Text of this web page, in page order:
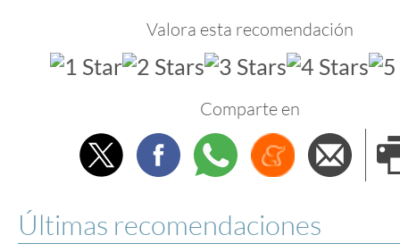
Valora esta recomendación
Comparte en
TwitterFacebookWhatsappMenéame
Últimas recomendaciones